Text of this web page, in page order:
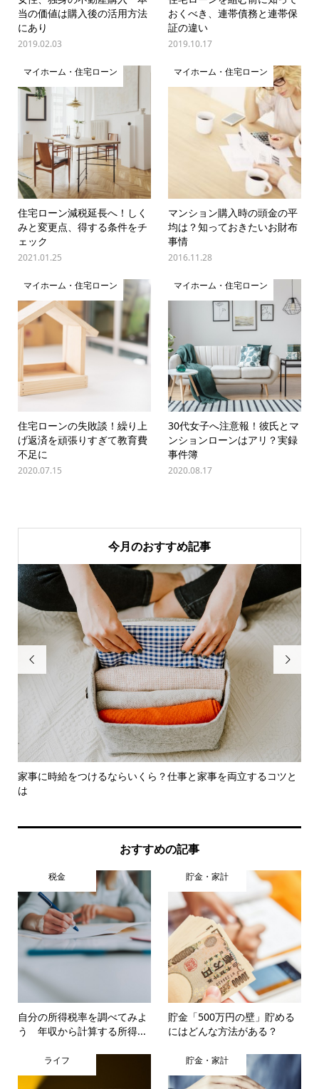
当の価値は購入後の活用方法
にあり
2019.02.03
おくべき、連帯債務と連帯保
証の違い
2019.10.17
マイホーム・住宅ローン
住宅ローン減税延長へ！しく
みと変更点、得する条件をチ
ェック
2021.01.25
マイホーム・住宅ローン
マンション購入時の頭金の平
均は？知っておきたいお財布
事情
2016.11.28
マイホーム・住宅ローン
住宅ローンの失敗談！繰り上
げ返済を頑張りすぎて教育費
不足に
2020.07.15
マイホーム・住宅ローン
30代女子へ注意報！彼氏とマ
ンションローンはアリ？実録
事件簿
2020.08.17
今月のおすすめ記事

家事に時給をつけるならいくら？仕事と家事を両立するコツと
は

おすすめの記事
税金
自分の所得税率を調べてみよ
う 年収から計算する所得...
貯金・家計
貯金「500万円の壁」貯める
にはどんな方法がある？
ライフ 貯金・家計